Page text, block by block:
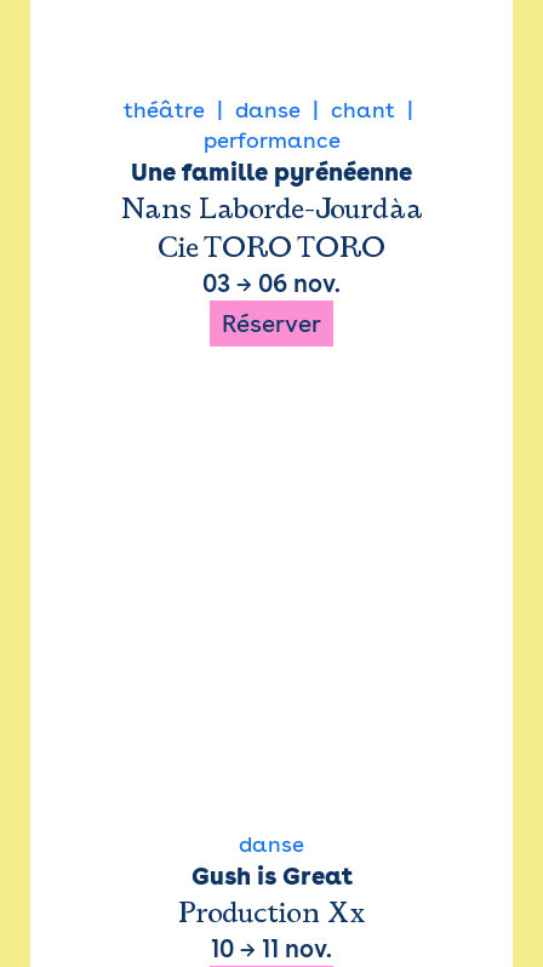
théâtre danse
chant
performance
Une famille pyrénéenne
Nans Laborde-Jourdàa
Cie TORO TORO
03 → 06 nov.
Réserver
danse
Gush is Great
Production Xx
10 → 11 nov.